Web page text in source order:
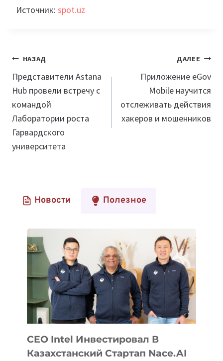
Источник: spot.uz
Навигация
по
записям
НАЗАД
Представители Astana
Hub провели встречу с
командой
Лаборатории роста
Гарвардского
университета
ДАЛЕЕ
Приложение eGov
Mobile научится
отслеживать действия
хакеров и мошенников
Новости Полезное
CEO Intel Инвестировал В
Казахстанский Стартап Nace.AI